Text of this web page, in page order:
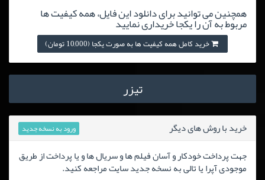
همچنین می توانید برای دانلود این فایل، همه کیفیت ها
مربوط به آن را یکجا خریداری نمایید
خرید کامل همه کیفیت ها به صورت یکجا (10,000 تومان)
تیزر
خرید با روش های دیگر ورود به نسخه جدید
جهت پرداخت خودکار و آسان فیلم ها و سریال ها و یا پرداخت از طریق
موجودی آپرا یا تالی به نسخه جدید سایت مراجعه کنید.